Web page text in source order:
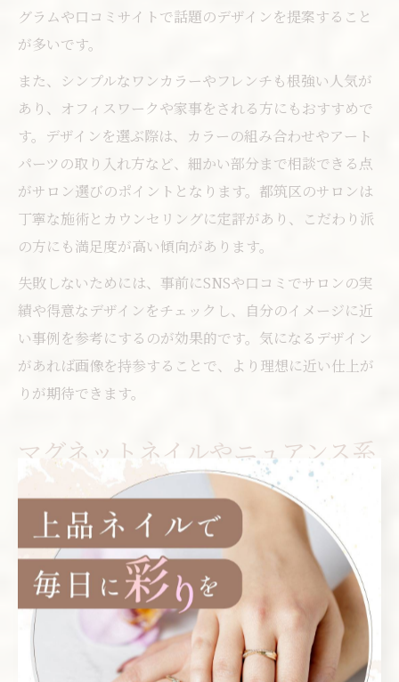
グラムや口コミサイトで話題のデザインを提案すること
が多いです。
また、シンプルなワンカラーやフレンチも根強い人気が
あり、オフィスワークや家事をされる方にもおすすめで
す。デザインを選ぶ際は、カラーの組み合わせやアート
パーツの取り入れ方など、細かい部分まで相談できる点
がサロン選びのポイントとなります。都筑区のサロンは
丁寧な施術とカウンセリングに定評があり、こだわり派
の方にも満足度が高い傾向があります。
失敗しないためには、事前にSNSや口コミでサロンの実
績や得意なデザインをチェックし、自分のイメージに近
い事例を参考にするのが効果的です。気になるデザイン
があれば画像を持参することで、より理想に近い仕上が
りが期待できます。
マグネットネイルやニュアンス系
も人気
近年、マグネットネイルやニュアンス系デザインの人気
が高まっています。マグネットネイルは特殊なパウダー
を使い、光の当たり方で表情が変わる幻想的な仕上がり
が特徴です。都筑区のネイルサロンでも、こうしたトレ
ンドデザインの施術が可能で、特別感のある指先を演出
したい方にぴったりです。